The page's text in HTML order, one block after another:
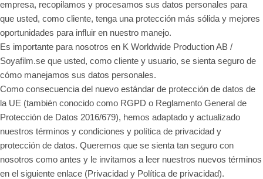
empresa, recopilamos y procesamos sus datos personales para
que usted, como cliente, tenga una protección más sólida y mejores
oportunidades para influir en nuestro manejo.
Es importante para nosotros en K Worldwide Production AB /
Soyafilm.se que usted, como cliente y usuario, se sienta seguro de
cómo manejamos sus datos personales.
Como consecuencia del nuevo estándar de protección de datos de
la UE (también conocido como RGPD o Reglamento General de
Protección de Datos 2016/679), hemos adaptado y actualizado
nuestros términos y condiciones y política de privacidad y
protección de datos. Queremos que se sienta tan seguro con
nosotros como antes y le invitamos a leer nuestros nuevos términos
en el siguiente enlace (Privacidad y Política de privacidad).